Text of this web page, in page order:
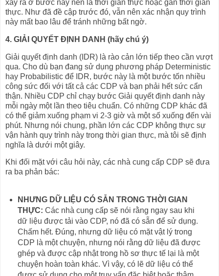
xảy ra ở bước này nên là thời gian thực hoặc gần thời gian
thực. Như đã đề cập trước đó, vẫn nên xác nhận quy trình
này mất bao lâu để tránh những bất ngờ.
4. GIẢI QUYẾT ĐỊNH DANH (hãy chú ý)
Giải quyết định danh (IDR) là rào cản lớn tiếp theo cần vượt
qua. Cho dù bạn đang sử dụng phương pháp Deterministic
hay Probabilistic để IDR, bước này là một bước tốn nhiều
công sức đối với tất cả các CDP và bạn phải hết sức cẩn
thận. Nhiều CDP chỉ chạy bước Giải quyết định danh này
mỗi ngày một lần theo tiêu chuẩn. Có những CDP khác đã
có thể giảm xuống phạm vi 2-3 giờ và một số xuống đến vài
phút. Nhưng nói chung, phần lớn các CDP không thực sự
vận hành quy trình này trong thời gian thực, mà tôi sẽ định
nghĩa là dưới một giây.
Khi đối mặt với câu hỏi này, các nhà cung cấp CDP sẽ đưa
ra ba phản bác:
NHƯNG DỮ LIỆU CÓ SẴN TRONG THỜI GIAN
THỰC: Các nhà cung cấp sẽ nói rằng ngay sau khi
dữ liệu được tải vào CDP, nó đã có sẵn để sử dụng.
Chấm hết. Đúng, nhưng dữ liệu có mặt vật lý trong
CDP là một chuyện, nhưng nói rằng dữ liệu đã được
ghép và được cập nhật trong hồ sơ thực tế lại là một
chuyện hoàn toàn khác. Vì vậy, có lẽ dữ liệu có thể